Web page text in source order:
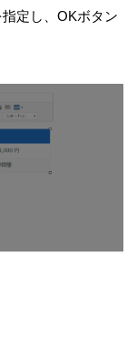
定し、OKボタン